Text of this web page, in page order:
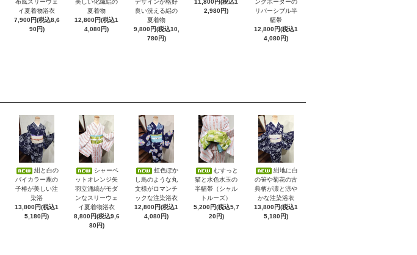
布風スリーウェ
イ夏着物浴衣
7,900円(税込8,6
90円)
美しい化繊絽の
夏着物
12,800円(税込1
4,080円)
デザインが格好
良い洗える絽の
夏着物
9,800円(税込10,
780円)
11,800円(税込1
2,980円)
ンクボーダーの
リバーシブル半
幅帯
12,800円(税込1
4,080円)
紺と白の
バイカラー鹿の
子椿が美しい注
染浴
13,800円(税込1
5,180円)
シャーベ
ットオレンジ矢
羽立涌縞がモダ
ンなスリーウェ
イ夏着物浴衣
8,800円(税込9,6
80円)
虹色ぼか
し鳥のような丸
文様がロマンチ
ックな注染浴衣
12,800円(税込1
4,080円)
むすっと
猫と水色水玉の
半幅帯（シャル
トルーズ）
5,200円(税込5,7
20円)
紺地に白
の笹や菊花の古
典柄が凛と涼や
かな注染浴衣
13,800円(税込1
5,180円)